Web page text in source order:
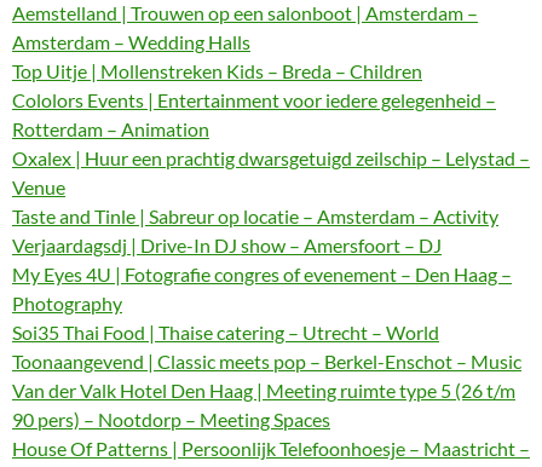
Aemstelland | Trouwen op een salonboot | Amsterdam –
Amsterdam – Wedding Halls
Top Uitje | Mollenstreken Kids – Breda – Children
Cololors Events | Entertainment voor iedere gelegenheid –
Rotterdam – Animation
Oxalex | Huur een prachtig dwarsgetuigd zeilschip – Lelystad –
Venue
Taste and Tinle | Sabreur op locatie – Amsterdam – Activity
Verjaardagsdj | Drive-In DJ show – Amersfoort – DJ
My Eyes 4U | Fotografie congres of evenement – Den Haag –
Photography
Soi35 Thai Food | Thaise catering – Utrecht – World
Toonaangevend | Classic meets pop – Berkel-Enschot – Music
Van der Valk Hotel Den Haag | Meeting ruimte type 5 (26 t/m
90 pers) – Nootdorp – Meeting Spaces
House Of Patterns | Persoonlijk Telefoonhoesje – Maastricht –